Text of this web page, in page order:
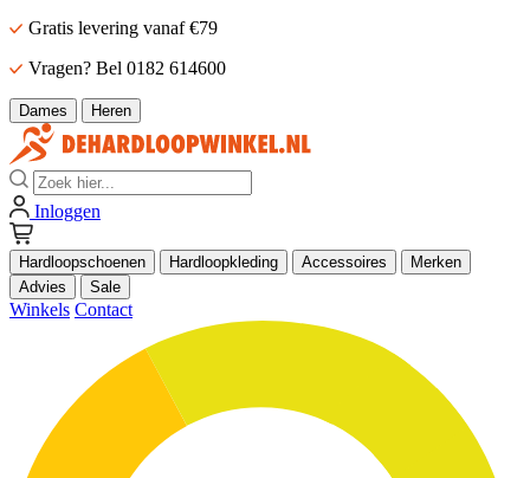
Gratis levering vanaf €79
Vragen? Bel 0182 614600
Dames Heren
Zoek
Inloggen
Hardloopschoenen Hardloopkleding Accessoires
Merken
Advies
Sale
Winkels Contact